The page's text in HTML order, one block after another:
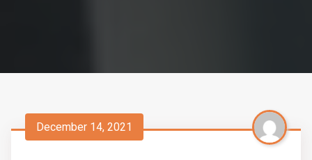
December 14, 2021